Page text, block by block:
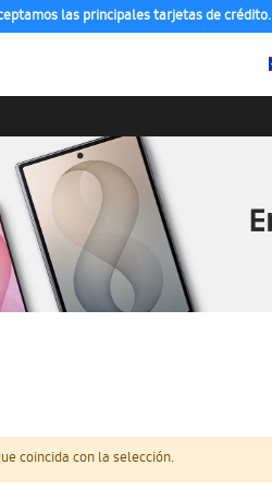
las principales tarjetas de crédito.
coincida con la selección.